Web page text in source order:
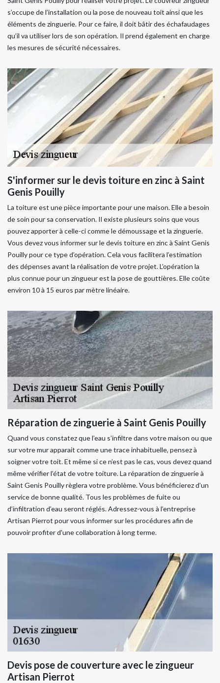
s’occupe de l’installation ou la pose de nouveau toit ainsi que les
éléments de zinguerie. Pour ce faire, il doit bâtir des échafaudages
qu’il va utiliser lors de son opération. Il prend également en charge
les mesures de sécurité nécessaires.
S'informer sur le devis toiture en zinc à Saint
Genis Pouilly
La toiture est une pièce importante pour une maison. Elle a besoin
de soin pour sa conservation. Il existe plusieurs soins que vous
pouvez apporter à celle-ci comme le démoussage et la zinguerie.
Vous devez vous informer sur le devis toiture en zinc à Saint Genis
Pouilly pour ce type d’opération. Cela vous facilitera l’estimation
des dépenses avant la réalisation de votre projet. L’opération la
plus connue pour un zingueur est la pose de gouttières. Elle coûte
environ 10 à 15 euros par mètre linéaire.
Réparation de zinguerie à Saint Genis Pouilly
Quand vous constatez que l’eau s’infiltre dans votre maison ou que
sur votre mur apparait comme une trace inhabituelle, pensez à
soigner votre toit. Et même si ce n’est pas le cas, vous devez quand
même vérifier l’état de votre toiture. La réparation de zinguerie à
Saint Genis Pouilly règlera votre problème. Vous bénéficierez d’un
service de bonne qualité. Tous les problèmes de fuite ou
d’infiltration d’eau seront réglés. Adressez-vous à l’entreprise
Artisan Pierrot pour vous informer sur les procédures afin de
pouvoir profiter d'une collaboration à long terme.
Devis pose de couverture avec le zingueur
Artisan Pierrot